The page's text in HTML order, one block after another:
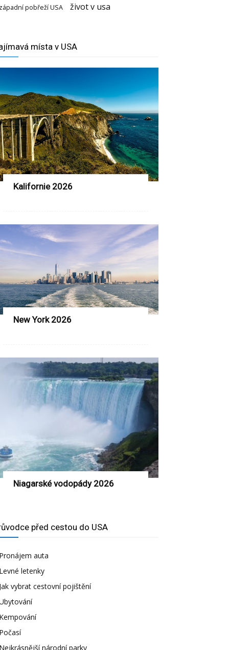
pobřeží USA život v usa
místa v USA
Kalifornie 2026
New York 2026
Niagarské vodopády 2026
před cestou do USA
auta
letenky
vybrat cestovní pojištění
národní parky